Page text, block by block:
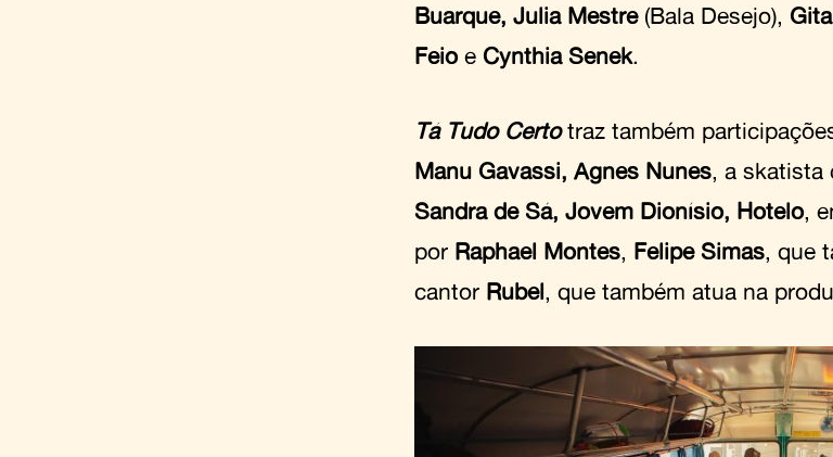
Buarque, Julia Mestre(Bala Desejo),
Feioe Cynthia Senek.
Tá Tudo Certotraz também
Manu Gavassi, Agnes Nunes , a
Sandra de Sá, Jovem Dionísio, Hotelo,
por Raphael Montes Felipe Simas , que
cantor Rubel , que também atua na